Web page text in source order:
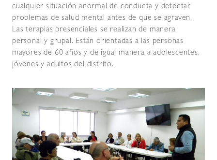
cualquier situación anormal de conducta y detectar
problemas de salud mental antes de que se agraven.
Las terapias presenciales se realizan de manera
personal y grupal. Están orientadas a las personas
mayores de 60 años y de igual manera a adolescentes,
jóvenes y adultos del distrito.